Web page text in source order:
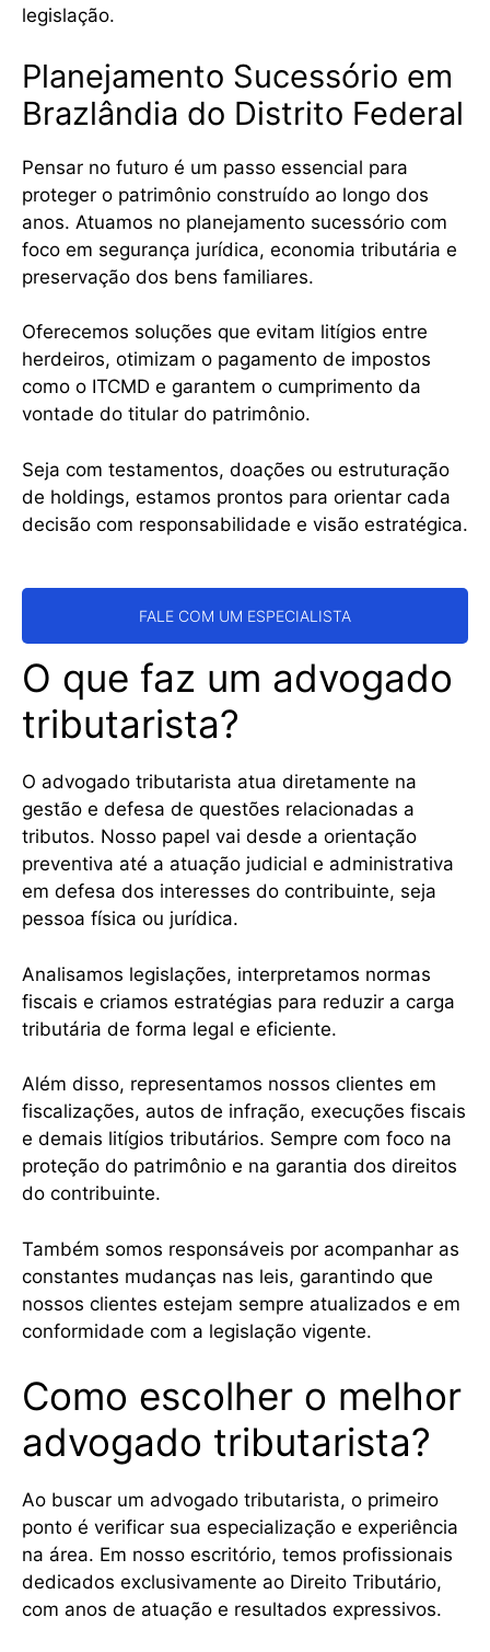
legislação.
Planejamento Sucessório em
Brazlândia do Distrito Federal
Pensar no futuro é um passo essencial para
proteger o patrimônio construído ao longo dos
anos. Atuamos no planejamento sucessório com
foco em segurança jurídica, economia tributária e
preservação dos bens familiares.
Oferecemos soluções que evitam litígios entre
herdeiros, otimizam o pagamento de impostos
como o ITCMD e garantem o cumprimento da
vontade do titular do patrimônio.
Seja com testamentos, doações ou estruturação
de holdings, estamos prontos para orientar cada
decisão com responsabilidade e visão estratégica.
FALE COM UM ESPECIALISTA
O que faz um advogado
tributarista?
O advogado tributarista atua diretamente na
gestão e defesa de questões relacionadas a
tributos. Nosso papel vai desde a orientação
preventiva até a atuação judicial e administrativa
em defesa dos interesses do contribuinte, seja
pessoa física ou jurídica.
Analisamos legislações, interpretamos normas
fiscais e criamos estratégias para reduzir a carga
tributária de forma legal e eficiente.
Além disso, representamos nossos clientes em
fiscalizações, autos de infração, execuções fiscais
e demais litígios tributários. Sempre com foco na
proteção do patrimônio e na garantia dos direitos
do contribuinte.
Também somos responsáveis por acompanhar as
constantes mudanças nas leis, garantindo que
nossos clientes estejam sempre atualizados e em
conformidade com a legislação vigente.
Como escolher o melhor
advogado tributarista?
Ao buscar um advogado tributarista, o primeiro
ponto é verificar sua especialização e experiência
na área. Em nosso escritório, temos profissionais
dedicados exclusivamente ao Direito Tributário,
com anos de atuação e resultados expressivos.